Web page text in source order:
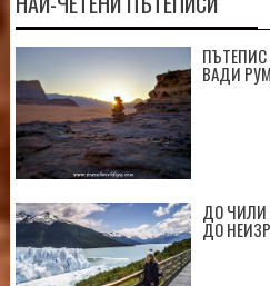
ПЪТЕПИС
ВАДИ
ДО ЧИЛИ
ДО